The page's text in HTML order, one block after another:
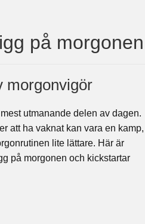
på morgonen
morgonvigör
utmanande delen av dagen.
att ha vaknat kan vara en kamp,
lite lättare. Här är
på morgonen och kickstartar